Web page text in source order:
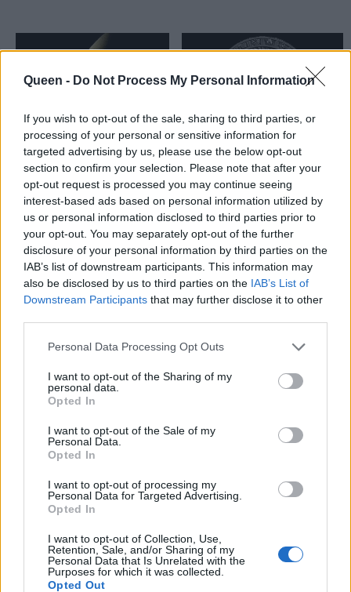
Queen - Do Not Process My Personal Information
If you wish to opt-out of the sale, sharing to third parties, or
processing of your personal or sensitive information for
targeted advertising by us, please use the below opt-out
section to confirm your selection. Please note that after your
opt-out request is processed you may continue seeing
interest-based ads based on personal information utilized by
us or personal information disclosed to third parties prior to
your opt-out. You may separately opt-out of the further
disclosure of your personal information by third parties on the
IAB’s list of downstream participants. This information may
also be disclosed by us to third parties on the IAB’s List of
Downstream Participants that may further disclose it to other
Personal Data Processing Opt Outs
I want to opt-out of the Sharing of my
personal data.
Opted In
I want to opt-out of the Sale of my
Personal Data.
Opted In
I want to opt-out of processing my
Personal Data for Targeted Advertising.
Opted In
I want to opt-out of Collection, Use,
Retention, Sale, and/or Sharing of my
Personal Data that Is Unrelated with the
Purposes for which it was collected.
Opted Out
Γιατί τελικά ΔΕ θα
έρθει το τέλος του
κόσμου στις 21/12/12 ;
Γιατί θεωρείται ότι
στις 21/12/12 έρχεται
το τέλος του κόσμου;
είχε προβλέψει για
την κρίση στην
Ελλάδα και πόσο
μέσα «έπεσε»;